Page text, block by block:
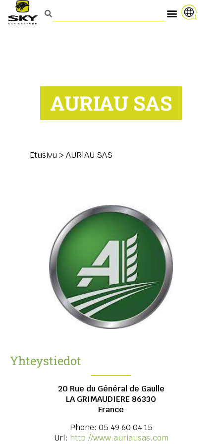
AURIAU SAS
Etusivu > AURIAU SAS
Yhteystiedot
20 Rue du Général de Gaulle
LA GRIMAUDIERE 86330
France
Phone: 05 49 60 04 15
Url: http://www.auriausas.com